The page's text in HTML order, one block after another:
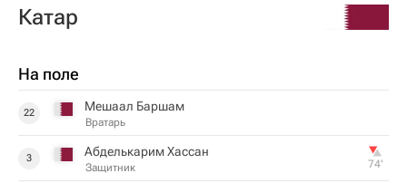
Катар
На поле
22 Мешаал Баршам
Вратарь
3 Абделькарим Хассан
Защитник 74‎’‎